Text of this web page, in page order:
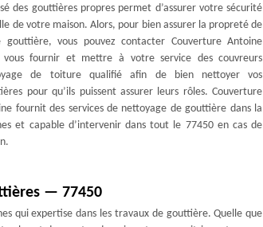
des gouttières propres permet d’assurer votre sécurité
de votre maison. Alors, pour bien assurer la propreté de
gouttière, vous pouvez contacter Couverture Antoine
vous fournir et mettre à votre service des couvreurs
de toiture qualifié afin de bien nettoyer vos
pour qu’ils puissent assurer leurs rôles. Couverture
fournit des services de nettoyage de gouttière dans la
et capable d’intervenir dans tout le 77450 en cas de
— 77450
qui expertise dans les travaux de gouttière. Quelle que